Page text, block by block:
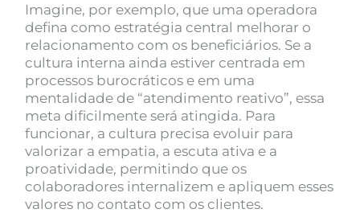
Imagine, por exemplo, que uma operadora
defina como estratégia central melhorar o
relacionamento com os beneficiários. Se a
cultura interna ainda estiver centrada em
processos burocráticos e em uma
mentalidade de “atendimento reativo”, essa
meta dificilmente será atingida. Para
funcionar, a cultura precisa evoluir para
valorizar a empatia, a escuta ativa e a
proatividade, permitindo que os
colaboradores internalizem e apliquem esses
valores no contato com os clientes.